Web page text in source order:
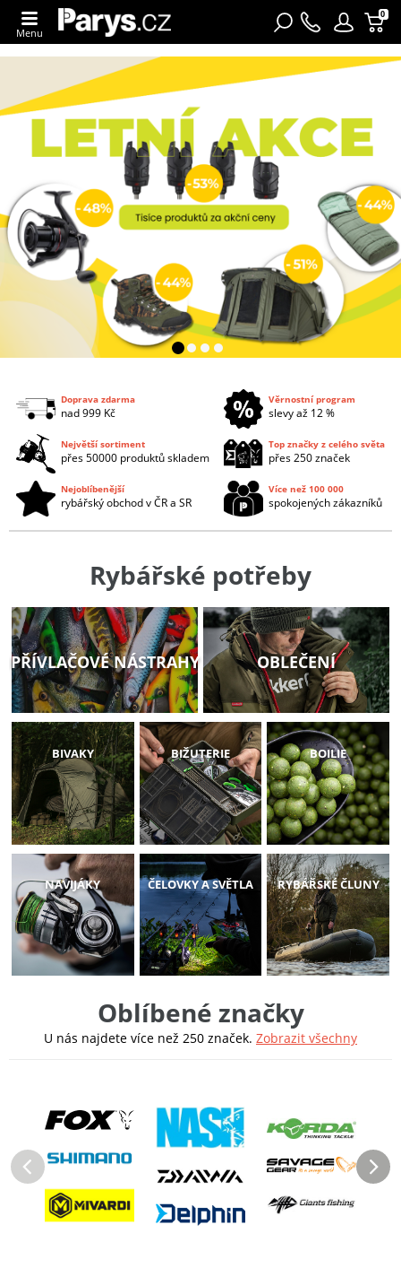
0
Menu
Doprava zdarma
nad 999 Kč
Věrnostní program
slevy až 12 %
Největší sortiment
přes 50000 produktů skladem
Top značky z celého světa
přes 250 značek
Nejoblíbenější
rybářský obchod v ČR a SR
Více než 100 000
spokojených zákazníků
Rybářské potřeby
PŘÍVLAČOVÉ NÁSTRAHY OBLEČENÍ
BIVAKY BIŽUTERIE BOILIE
NAVIJÁKY ČELOVKY A SVĚTLA RYBÁŘSKÉ ČLUNY
Oblíbené značky
U nás najdete více než 250 značek. Zobrazit všechny